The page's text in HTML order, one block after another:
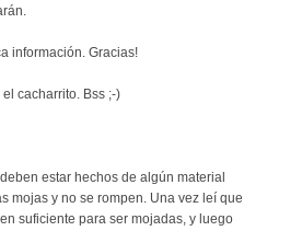
información. Gracias!
cacharrito. Bss ;-)
estar hechos de algún material
mojas y no se rompen. Una vez leí que
suficiente para ser mojadas, y luego